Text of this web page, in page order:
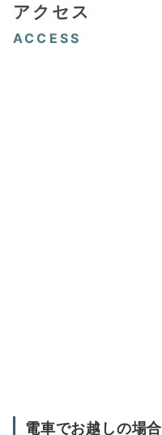
アクセス
ACCESS
電車でお越しの場合